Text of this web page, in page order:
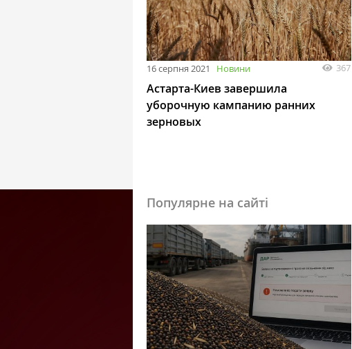
16 серпня 2021 Новини 367
Астарта-Киев завершила
уборочную кампанию ранних
зерновых
Популярне на сайті